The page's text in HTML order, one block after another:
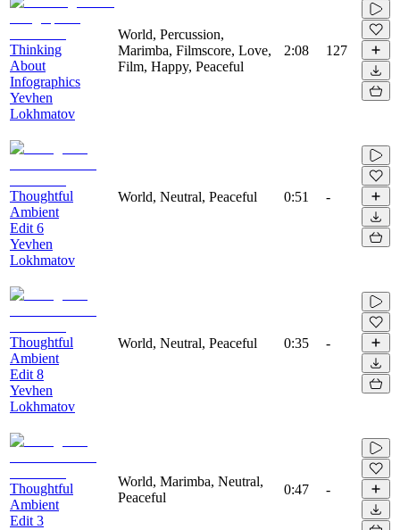
Thinking
About
Infographics
Yevhen
Lokhmatov
World, Percussion,
Marimba, Filmscore, Love,
Film, Happy, Peaceful
2:08 127
Thoughtful
Ambient
Edit 6
Yevhen
Lokhmatov
World, Neutral, Peaceful 0:51 -
Thoughtful
Ambient
Edit 8
Yevhen
Lokhmatov
World, Neutral, Peaceful 0:35 -
Thoughtful
Ambient
Edit 3
World, Marimba, Neutral,
Peaceful
0:47 -